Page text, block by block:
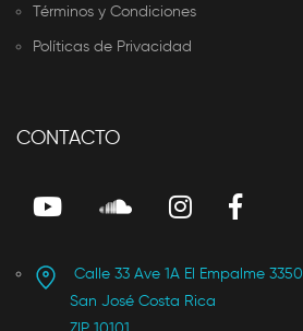
Términos y Condiciones
Políticas de Privacidad
CONTACTO
Calle 33 Ave 1A El Empalme 3350
San José Costa Rica